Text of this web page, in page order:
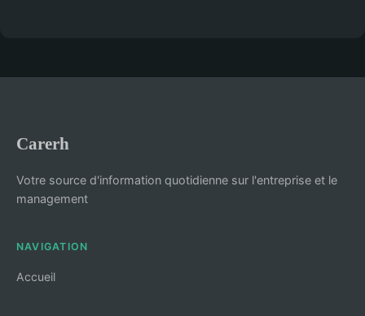
Carerh
Votre source d'information quotidienne sur l'entreprise et le
management
NAVIGATION
Accueil